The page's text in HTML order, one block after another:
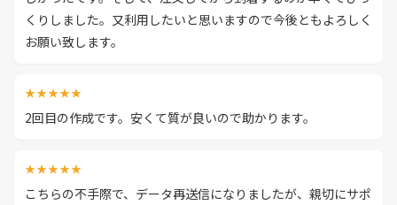
くりしました。又利用したいと思いますので今後ともよろしく
お願い致します。
★★★★★
2回目の作成です。安くて質が良いので助かります。
★★★★★
こちらの不手際で、データ再送信になりましたが、親切にサポ